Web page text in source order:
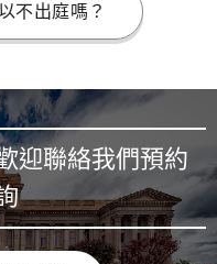
不出庭嗎？
迎聯絡我們預約